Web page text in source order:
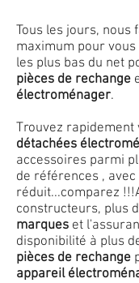
Tous les jours, nous
maximum pour
les plus bas du net
pièces de rechange
électroménager.
Trouvez rapidement
détachées
accessoires parmi
de références ,
réduit...comparez !!!
constructeurs, plus
marques et
disponibilité à plus
pièces de rechange
appareil